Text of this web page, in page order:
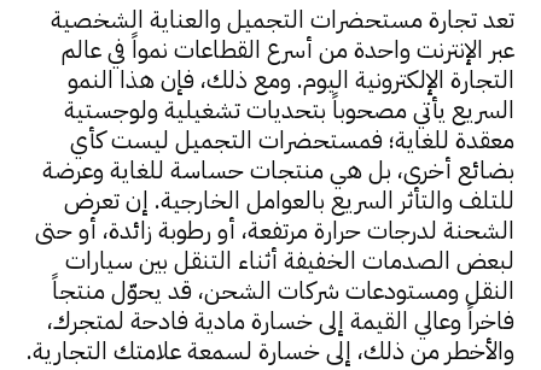
تعد تجارة مستحضرات التجميل والعناية الشخصية
عبر الإنترنت واحدة من أسرع القطاعات نمواً في عالم
التجارة الإلكترونية اليوم. ومع ذلك، فإن هذا النمو
السريع يأتي مصحوباً بتحديات تشغيلية ولوجستية
معقدة للغاية؛ فمستحضرات التجميل ليست كأي
بضائع أخرى، بل هي منتجات حساسة للغاية وعرضة
للتلف والتأثر السريع بالعوامل الخارجية. إن تعرض
الشحنة لدرجات حرارة مرتفعة، أو رطوبة زائدة، أو حتى
لبعض الصدمات الخفيفة أثناء التنقل بين سيارات
النقل ومستودعات شركات الشحن، قد يحوّل منتجاً
فاخراً وعالي القيمة إلى خسارة مادية فادحة لمتجرك،
والأخطر من ذلك، إلى خسارة لسمعة علامتك التجارية.